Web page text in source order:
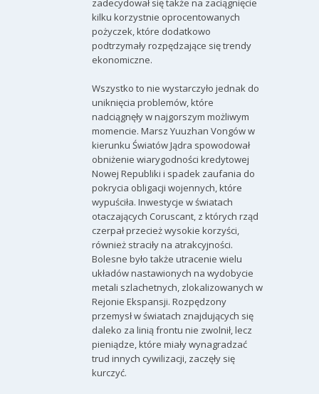
zadecydował się także na zaciągnięcie
kilku korzystnie oprocentowanych
pożyczek, które dodatkowo
podtrzymały rozpędzające się trendy
ekonomiczne.
Wszystko to nie wystarczyło jednak do
uniknięcia problemów, które
nadciągnęły w najgorszym możliwym
momencie. Marsz Yuuzhan Vongów w
kierunku Światów Jądra spowodował
obniżenie wiarygodności kredytowej
Nowej Republiki i spadek zaufania do
pokrycia obligacji wojennych, które
wypuściła. Inwestycje w światach
otaczających Coruscant, z których rząd
czerpał przecież wysokie korzyści,
również straciły na atrakcyjności.
Bolesne było także utracenie wielu
układów nastawionych na wydobycie
metali szlachetnych, zlokalizowanych w
Rejonie Ekspansji. Rozpędzony
przemysł w światach znajdujących się
daleko za linią frontu nie zwolnił, lecz
pieniądze, które miały wynagradzać
trud innych cywilizacji, zaczęły się
kurczyć.